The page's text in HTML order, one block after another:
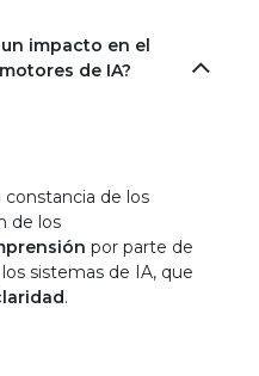
impacto en el
de IA?
constancia de los
de los
por parte de
sistemas de IA, que
.